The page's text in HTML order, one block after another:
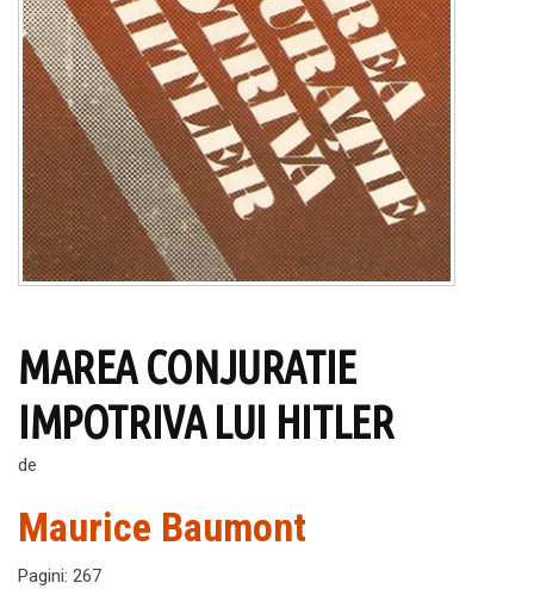
MAREA CONJURATIE
IMPOTRIVA LUI HITLER
de
Maurice Baumont
Pagini: 267